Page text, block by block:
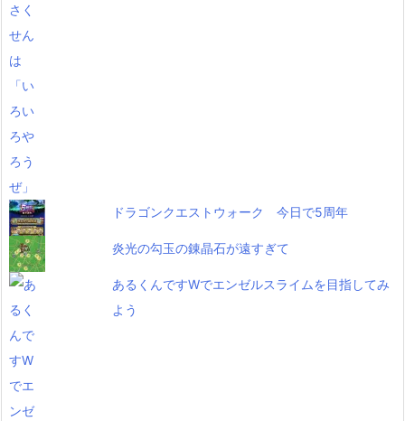
ドラゴンクエストウォーク 今日で5周年
炎光の勾玉の錬晶石が遠すぎて
あるくんですWでエンゼルスライムを目指してみ
よう